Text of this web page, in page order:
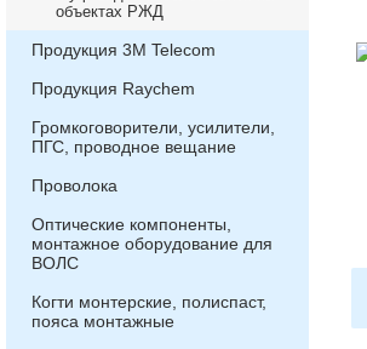
объектах РЖД
Продукция 3М Telecom
Продукция Raychem
Громкоговорители, усилители,
ПГС, проводное вещание
Проволока
Оптические компоненты,
монтажное оборудование для
ВОЛС
Когти монтерские, полиспаст,
пояса монтажные